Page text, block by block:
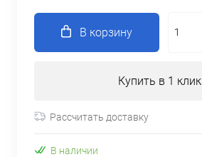
В корзину
Купить в 1 клик
Рассчитать доставку
В наличии